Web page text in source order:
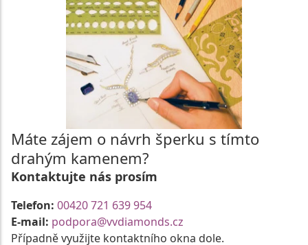
Máte zájem o návrh šperku s tímto
drahým kamenem?
Kontaktujte nás prosím
Telefon: 00420 721 639 954
E-mail: podpora@vvdiamonds.cz
Případně využijte kontaktního okna dole.